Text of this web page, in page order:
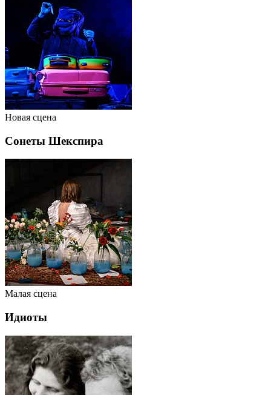
Новая сцена
Сонеты Шекспира
Малая сцена
Идиоты